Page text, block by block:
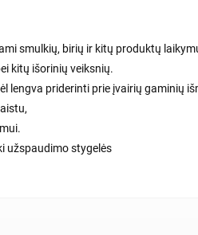
smulkių, birių ir kitų produktų
kitų išorinių veiksnių.
lengva priderinti prie įvairių gaminių
užspaudimo stygelės